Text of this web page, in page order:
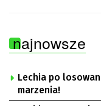
najnowsze
Lechia po
marzenia!